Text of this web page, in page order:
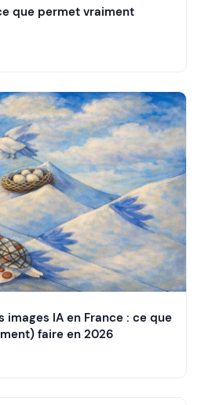
que permet vraiment
images IA en France : ce que
faire en 2026